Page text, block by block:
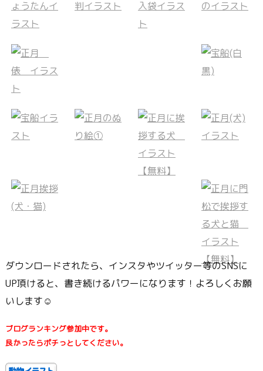
ダウンロードされたら、インスタやツイッター等のSNSに
UP頂けると、書き続けるパワーになります！よろしくお願
いします☺
ブログランキング参加中です。
良かったらポチっとしてください。